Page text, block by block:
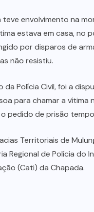
envolvimento na
estava em casa, no
por disparos de
não resistiu.
Polícia Civil, foi a
para chamar a vítima
pedido de prisão
Territoriais de
Regional de Polícia do
(Cati) da Chapada.